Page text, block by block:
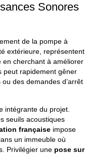
Sonores
de la pompe à
extérieure, représentent
en cherchant à améliorer
peut rapidement gêner
des demandes d’arrêt
intégrante du projet.
seuils acoustiques
française impose
un immeuble où
Privilégier une pose sur